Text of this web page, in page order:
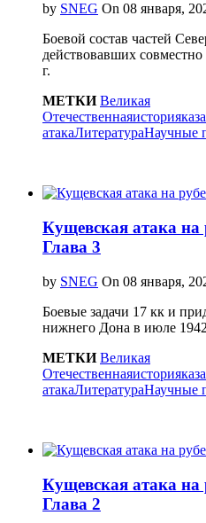
by SNEG On
Боевой состав частей
действовавших
г.
МЕТКИВеликая
Отечественнаяистория
атакаЛитератураНаучные
Кущевская атака на
Глава 3
by SNEG On
Боевые задачи 17 кк и
нижнего Дона в июле
МЕТКИВеликая
Отечественнаяистория
атакаЛитератураНаучные
Кущевская атака на
Глава 2